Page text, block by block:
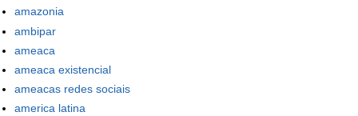
amazonia
ambipar
ameaca
ameaca existencial
ameacas redes sociais
america latina